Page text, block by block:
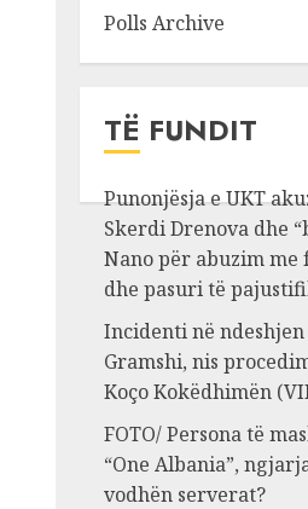
Polls Archive
TË FUNDIT
Punonjësja e UKT
Skerdi Drenova dhe
Nano për abuzim
dhe pasuri të
Incidenti në
Gramshi, nis
Koço Kokëdhimën
FOTO/ Persona të
“One Albania”,
vodhën serverat?